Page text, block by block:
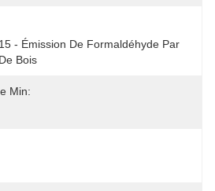
- Émission De Formaldéhyde Par
Bois
Min: